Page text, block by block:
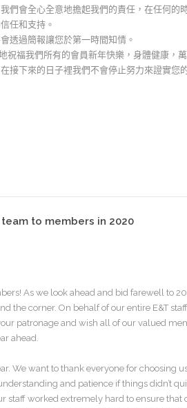
們會全心全意地擔起我們的責任，在任何的
任和支持。
透過簡報讓您於第一時間知情。
祝福我們所有的會員新年快樂，身體健康，萬
接下來的日子裡我們不會停止努力來證實您
to members in 2020
As we look ahead and bid farewell to
the corner. On behalf of our entire E&T
patronage and wish all of our valued
ahead.
We want to thank everyone for choosing
and patience if things didn’t
staff worked extremely hard to ensure that